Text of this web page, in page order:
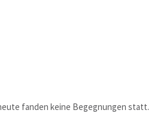
fanden keine Begegnungen statt.